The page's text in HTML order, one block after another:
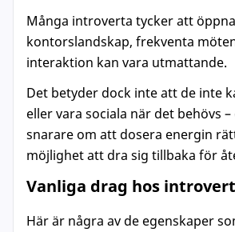
Många introverta tycker att öppna
kontorslandskap, frekventa
interaktion kan vara utmattande.
Det betyder dock inte att de inte
eller vara sociala när det behövs
snarare om att dosera energin
möjlighet att dra sig tillbaka för
Vanliga drag hos
Här är några av de egenskaper